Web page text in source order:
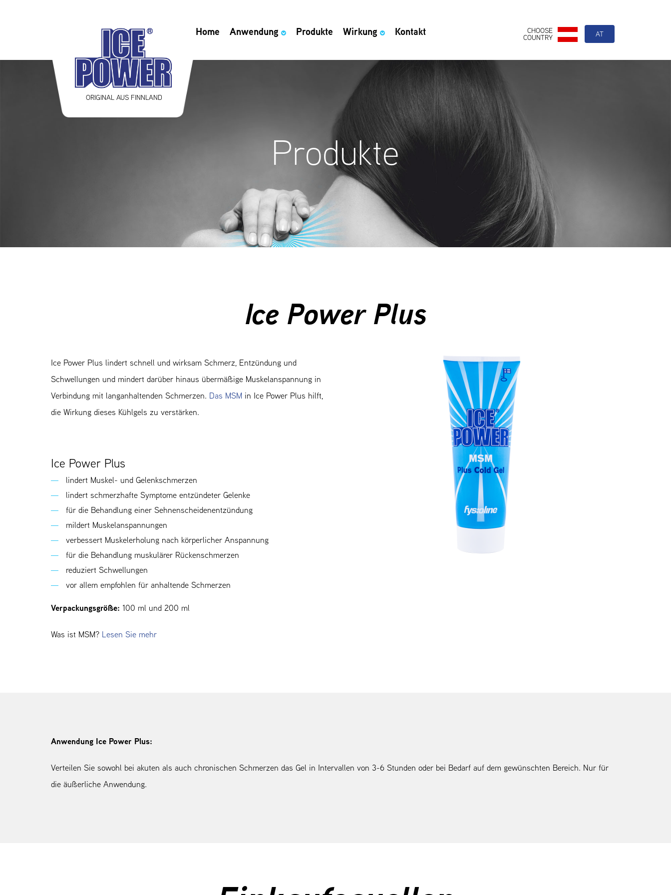
ORIGINAL AUS FINNLAND
CHOOSE
COUNTRY AT
Home Anwendung Produkte Wirkung Kontakt
Produkte
Ice Power Plus
Ice Power Plus lindert schnell und wirksam Schmerz, Entzündung und
Schwellungen und mindert darüber hinaus übermäßige Muskelanspannung in
Verbindung mit langanhaltenden Schmerzen. Das MSM in Ice Power Plus hilft,
die Wirkung dieses Kühlgels zu verstärken.
Ice Power Plus
lindert Muskel- und Gelenkschmerzen
lindert schmerzhafte Symptome entzündeter Gelenke
für die Behandlung einer Sehnenscheidenentzündung
mildert Muskelanspannungen
verbessert Muskelerholung nach körperlicher Anspannung
für die Behandlung muskulärer Rückenschmerzen
reduziert Schwellungen
vor allem empfohlen für anhaltende Schmerzen
Verpackungsgröße: 100 ml und 200 ml
Was ist MSM? Lesen Sie mehr
Anwendung Ice Power Plus:
Verteilen Sie sowohl bei akuten als auch chronischen Schmerzen das Gel in Intervallen von 3-6 Stunden oder bei Bedarf auf dem gewünschten Bereich. Nur für
die äußerliche Anwendung.